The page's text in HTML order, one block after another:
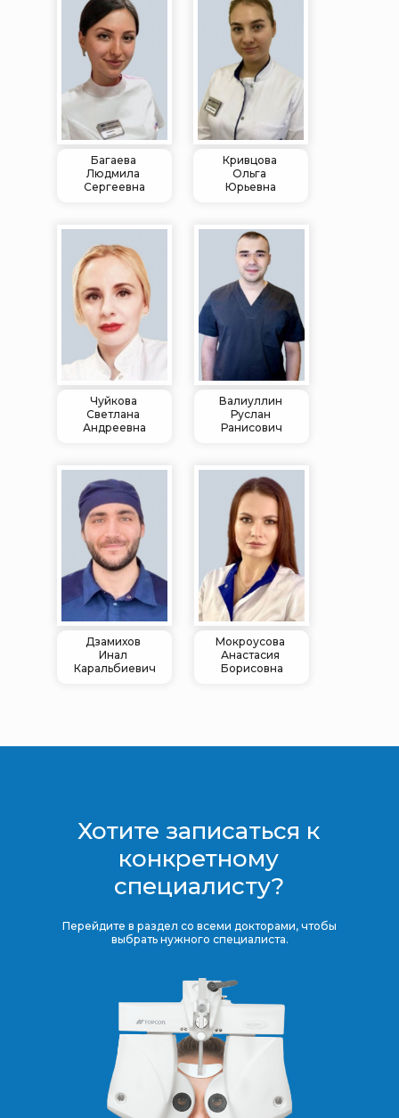
Дзамихов
Инал
Каральбиевич
Мокроусова
Анастасия
Борисовна
Багаева
Людмила
Сергеевна
Кривцова
Ольга
Юрьевна
Валиуллин
Руслан
Ранисович
Чуйкова
Светлана
Андреевна
Хотите записаться к
конкретному
специалисту?
Перейдите в раздел со всеми докторами, чтобы
выбрать нужного специалиста.